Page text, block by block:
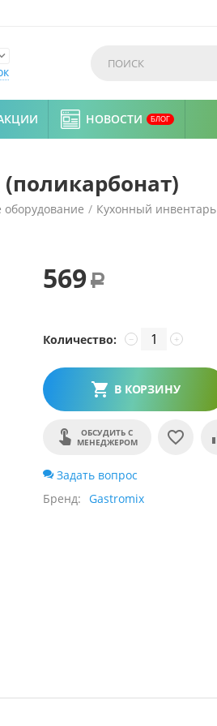
НОВОСТИ БЛОГ
(поликарбонат)
оборудование / Кухонный инвентарь
569 Р
Количество: +
−
В КОРЗИНУ
ОБСУДИТЬ С
МЕНЕДЖЕРОМ
Задать вопрос
Бренд
Gastromix